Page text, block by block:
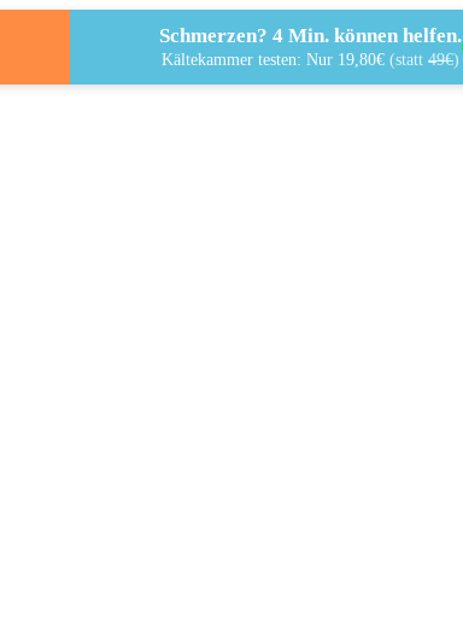
Schmerzen? 4 Min. können helfen.
Kältekammer testen: Nur 19,80€ (statt 49€)